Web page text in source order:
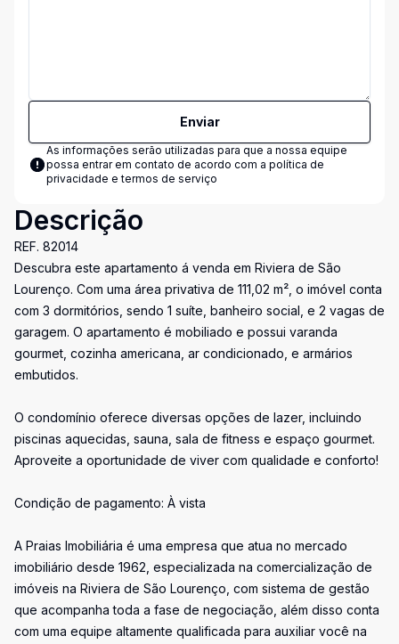
Enviar
As informações serão utilizadas para que a nossa equipe
possa entrar em contato de acordo com a política de
privacidade e termos de serviço
Descrição
REF. 82014
Descubra este apartamento á venda em Riviera de São
Lourenço. Com uma área privativa de 111,02 m², o imóvel conta
com 3 dormitórios, sendo 1 suíte, banheiro social, e 2 vagas de
garagem. O apartamento é mobiliado e possui varanda
gourmet, cozinha americana, ar condicionado, e armários
embutidos.
O condomínio oferece diversas opções de lazer, incluindo
piscinas aquecidas, sauna, sala de fitness e espaço gourmet.
Aproveite a oportunidade de viver com qualidade e conforto!
Condição de pagamento: À vista
A Praias Imobiliária é uma empresa que atua no mercado
imobiliário desde 1962, especializada na comercialização de
imóveis na Riviera de São Lourenço, com sistema de gestão
que acompanha toda a fase de negociação, além disso conta
com uma equipe altamente qualificada para auxiliar você na